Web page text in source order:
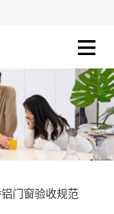
门窗验收规范